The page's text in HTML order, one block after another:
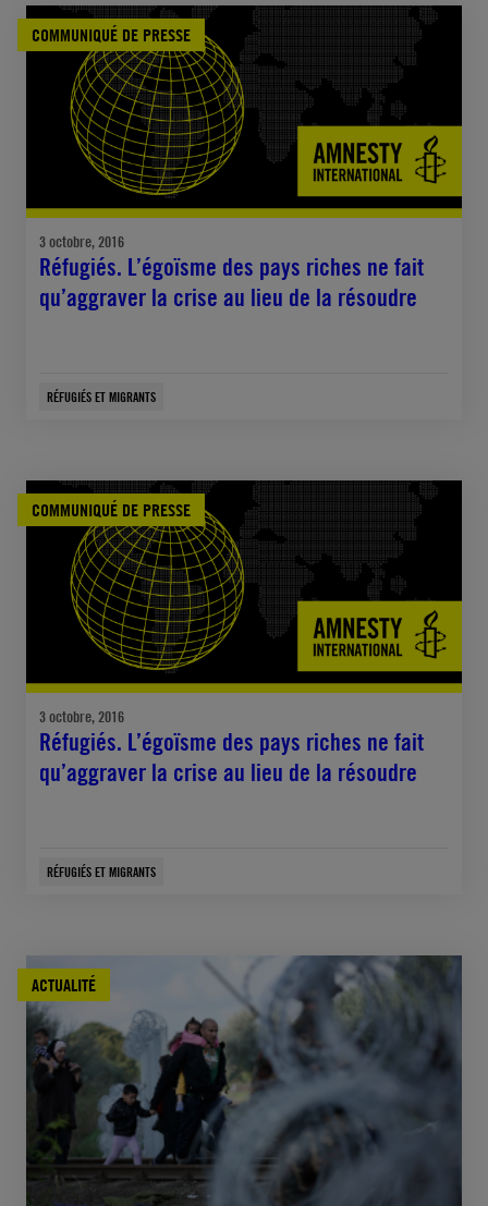
COMMUNIQUÉ DE PRESSE
3 octobre, 2016
Réfugiés. L’égoïsme des pays riches ne fait
qu’aggraver la crise au lieu de la résoudre
RÉFUGIÉS ET MIGRANTS
COMMUNIQUÉ DE PRESSE
3 octobre, 2016
Réfugiés. L’égoïsme des pays riches ne fait
qu’aggraver la crise au lieu de la résoudre
RÉFUGIÉS ET MIGRANTS
ACTUALITÉ